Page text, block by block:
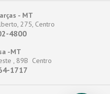
- MT
275, Centro
4800
-MT
, 89B Centro
1717